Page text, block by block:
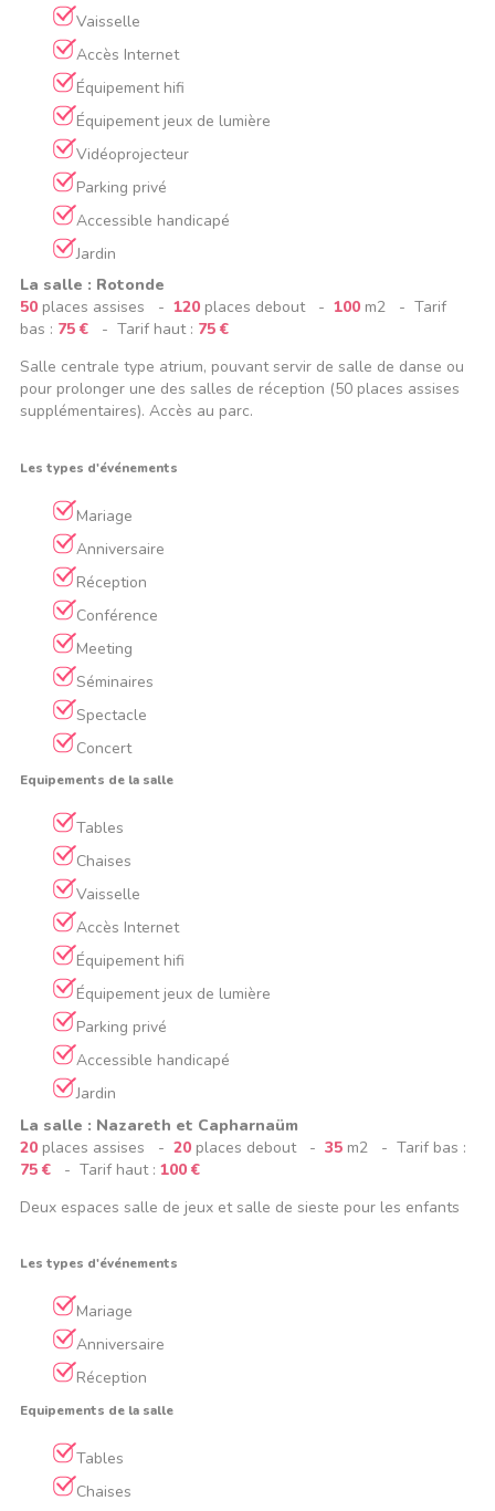
Vaisselle
Accès Internet
Équipement hifi
Équipement jeux de lumière
Vidéoprojecteur
Parking privé
Accessible handicapé
Jardin
La salle : Rotonde
50 places assises -120 places debout -100 m2 - Tarif
bas : 75 € - Tarif haut : 75 €
Salle centrale type atrium, pouvant servir de salle de danse ou
pour prolonger une des salles de réception (50 places assises
supplémentaires). Accès au parc.
Les types d'événements
Mariage
Anniversaire
Réception
Conférence
Meeting
Séminaires
Spectacle
Concert
Equipements de la salle
Tables
Chaises
Vaisselle
Accès Internet
Équipement hifi
Équipement jeux de lumière
Parking privé
Accessible handicapé
Jardin
La salle : Nazareth et Capharnaüm
20 places assises -20 places debout -35 m2 - Tarif bas :
75 € - Tarif haut :100 €
Deux espaces salle de jeux et salle de sieste pour les enfants
Les types d'événements
Mariage
Anniversaire
Réception
Equipements de la salle
Tables
Chaises